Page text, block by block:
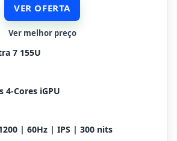
VER OFERTA
Ver melhor preço
7 155U
4-Cores iGPU
| 60Hz | IPS | 300 nits